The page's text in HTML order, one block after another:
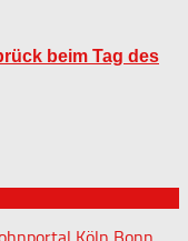
beim Tag des